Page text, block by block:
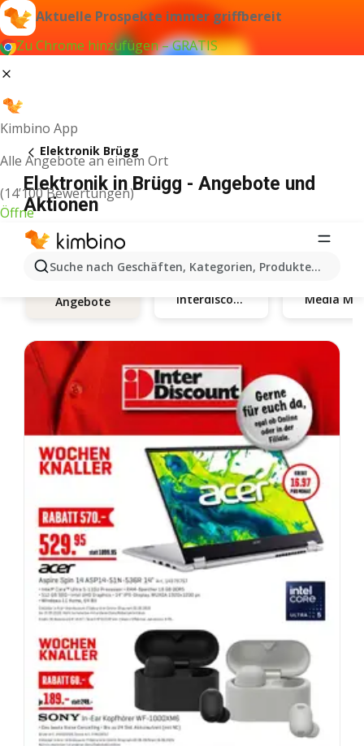
Aktuelle Prospekte immer griffbereit
Zu Chrome hinzufügen – GRATIS
Kimbino App
Alle Angebote an einem Ort
(14’100 Bewertungen)
Öffne
Suche nach Geschäften, Kategorien, Produkten...
Elektronik Brügg
Elektronik in Brügg - Angebote und
Aktionen
Angebote Interdiscount